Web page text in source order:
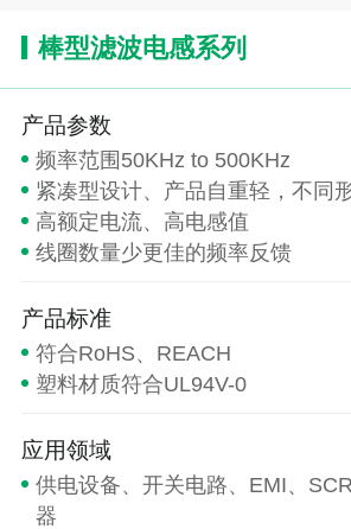
棒型滤波电感系列
产品参数
频率范围50KHz to 500KHz
紧凑型设计、产品自重轻，不同
高额定电流、高电感值
线圈数量少更佳的频率反馈
产品标准
符合RoHS、REACH
塑料材质符合UL94V-0
应用领域
供电设备、开关电路、EMI、
器